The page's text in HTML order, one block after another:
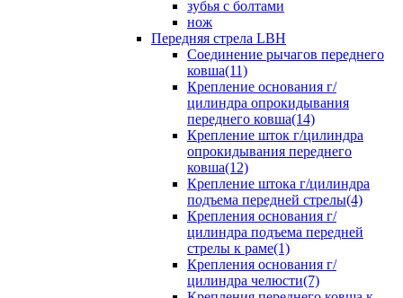
зубья с болтами
нож
Передняя стрела LBH
Cоединение рычагов переднего
ковша(11)
Крепление основания г/
цилиндра опрокидывания
переднего ковша(14)
Крепление шток г/цилиндра
опрокидывания переднего
ковша(12)
Крепление штока г/цилиндра
подъема передней стрелы(4)
Крепления основания г/
цилиндра подъема передней
стрелы к раме(1)
Крепления основания г/
цилиндра челюсти(7)